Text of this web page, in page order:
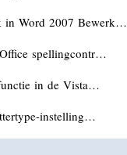
in Word 2007 Bewerk…
spellingcontr…
in de Vista…
instelling…